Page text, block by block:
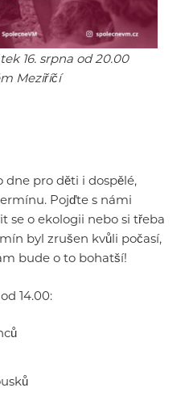
16. srpna od 20.00
Meziříčí
pro děti i dospělé,
Pojďte s námi
se o ekologii nebo si třeba
byl zrušen kvůli počasí,
bude o to bohatší!
14.00: